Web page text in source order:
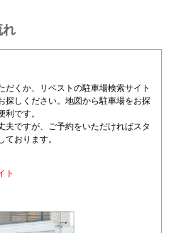
れ
だくか、リベストの駐車場検索サイト
探しください。地図から駐車場をお探
利です。
ですが、ご予約をいただければスタ
ております。
ト